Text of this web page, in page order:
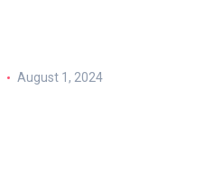
August 1, 2024